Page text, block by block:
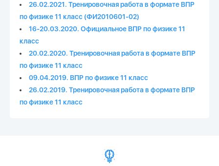
26.02.2021. Тренировочная работа в формате ВПР
по физике 11 класс (ФИ2010601-02)
16-20.03.2020. Официальное ВПР по физике 11
класс
20.02.2020. Тренировочная работа в формате ВПР
по физике 11 класс
09.04.2019. ВПР по физике 11 класс
26.02.2019. Тренировочная работа в формате ВПР
по физике 11 класс